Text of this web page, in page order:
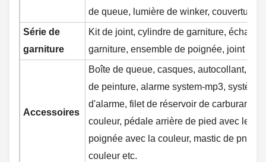
de queue, lumière de winker, couverture
Série de
garniture
Kit de joint, cylindre de garniture,
garniture, ensemble de poignée, joint en
Accessoires
Boîte de queue, casques, autocollant,
de peinture, alarme system-mp3,
d'alarme, filet de réservoir de carburant,
couleur, pédale arrière de pied avec le
poignée avec la couleur, mastic de pneu,
couleur etc.